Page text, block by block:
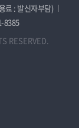
료 : 발신자부담)
8385
RESERVED.